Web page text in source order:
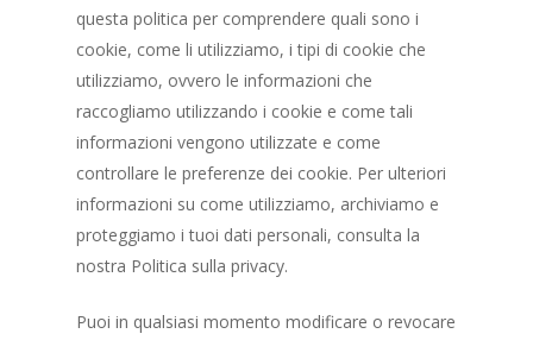
questa politica per comprendere quali sono i
cookie, come li utilizziamo, i tipi di cookie che
utilizziamo, ovvero le informazioni che
raccogliamo utilizzando i cookie e come tali
informazioni vengono utilizzate e come
controllare le preferenze dei cookie. Per ulteriori
informazioni su come utilizziamo, archiviamo e
proteggiamo i tuoi dati personali, consulta la
nostra Politica sulla privacy.
Puoi in qualsiasi momento modificare o revocare